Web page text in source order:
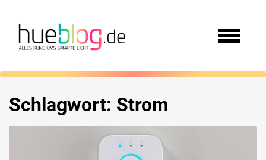
Schlagwort: Strom